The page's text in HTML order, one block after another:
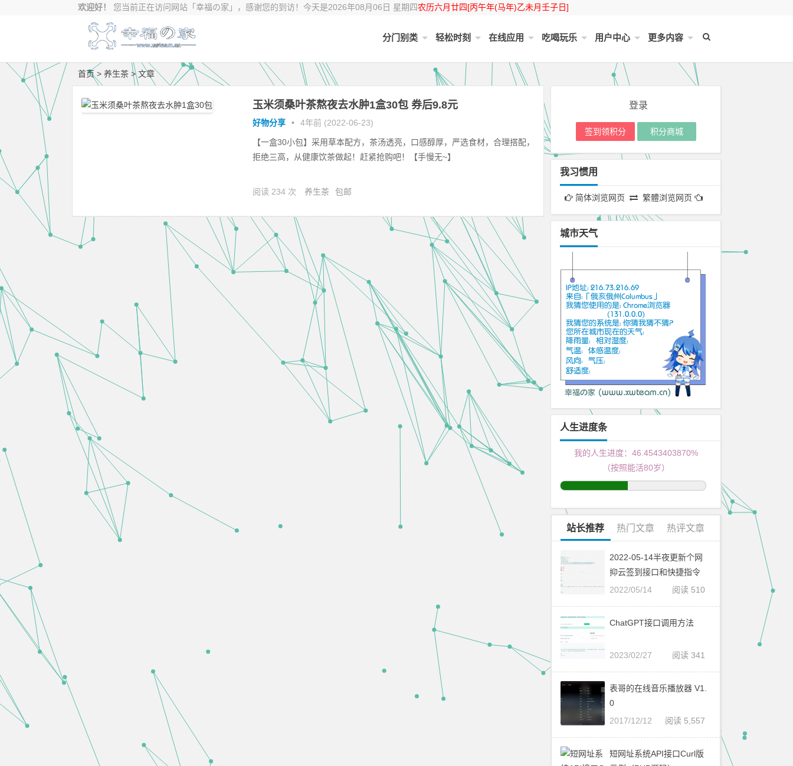
欢迎好！ 您当前正在访问网站 「幸福の家」，感谢您的到访！今天是2026年08月06日 星期四农历六月廿四[丙午年(马年)乙未月壬子日]
分门别类 轻松时刻 在线应用 吃喝玩乐 用户中心 更多内容
首页 > 养生茶 > 文章
玉米须桑叶茶熬夜去水肿1盒30包 券后9.8元
好物分享 • 4年前 (2022-06-23)
【一盒30小包】采用草本配方，茶汤透亮，口感醇厚，严选食材，合理搭配，
拒绝三高，从健康饮茶做起！赶紧抢购吧！【手慢无~】
阅读 234 次 养生茶 包邮
登录
签到领积分 积分商城
我习惯用
简体浏览网页 繁體浏览网页
城市天气
人生进度条
我的人生进度： 46.4543404237%
（按照能活80岁）
站长推荐 热门文章 热评文章
2022-05-14半夜更新个网
抑云签到接口和快捷指令
阅读 510
2022/05/14
ChatGPT接口调用方法
阅读 341
2023/02/27
表哥的在线音乐播放器 V1.
0
阅读 5,557
2017/12/12
短网址系统API接口Curl版